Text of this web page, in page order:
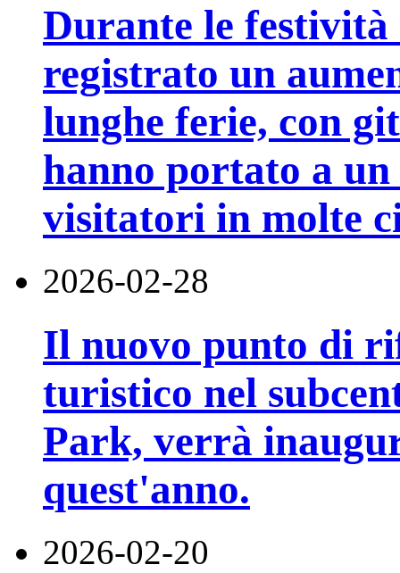
Durante le festività
registrato un
lunghe ferie, con
hanno portato a
visitatori in molte
2026-02-28
Il nuovo punto di
turistico nel
Park, verrà
quest'anno.
2026-02-20